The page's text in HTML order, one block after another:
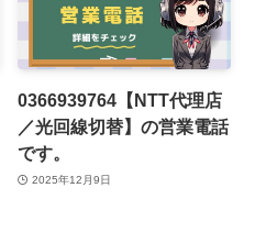
0366939764【NTT代理店
／光回線切替】の営業電話
です。
2025年12月9日